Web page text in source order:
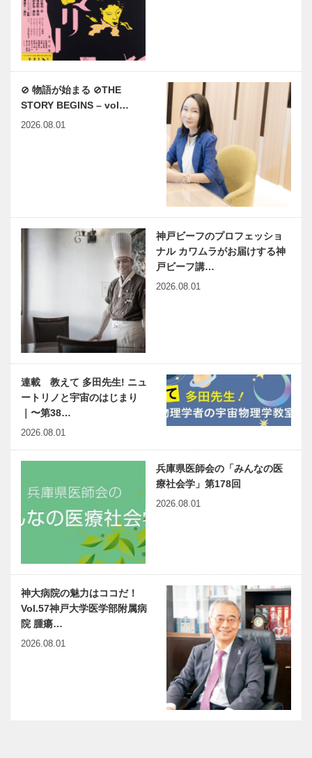
⊘ 物語が始まる ⊘THE
STORY BEGINS – vol…
2026.08.01
神戸ビーフのプロフェッショ
ナル カワムラがお届けする神
戸ビーフ講…
2026.08.01
連載 教えて 多田先生! ニュ
ートリノと宇宙のはじまり
｜〜第38…
2026.08.01
兵庫県医師会の「みんなの医
療社会学」第178回
2026.08.01
神大病院の魅力はココだ！
Vol.57神戸大学医学部附属病
院 腫瘍…
2026.08.01